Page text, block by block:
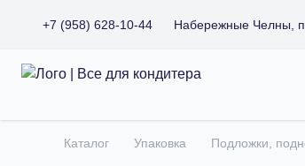
+7 (958) 628-10-44 Набережные Челны,
Все для кондитера
Главная
Каталог Упаковка Подложки,